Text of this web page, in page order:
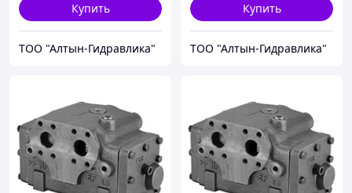
Купить
ТОО "Алтын-Гидравлика"
Купить
ТОО "Алтын-Гидравлика"